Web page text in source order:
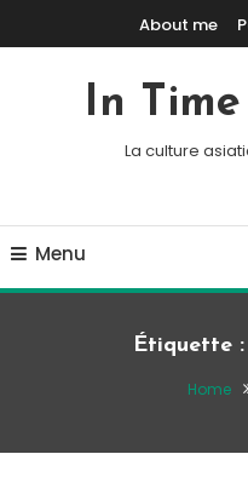
Skip To ContentAbout me
In
La culture
Menu
Étiquette :
Home